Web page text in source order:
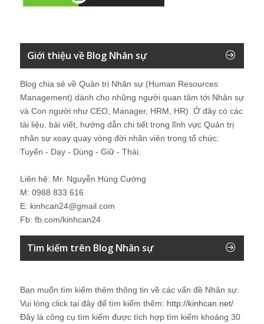
Giới thiệu về Blog Nhân sự
Blog chia sẻ về Quản trị Nhân sự (Human Resources
Management) dành cho những người quan tâm tới Nhân sự
và Con người như CEO, Manager, HRM, HR). Ở đây có các
tài liệu, bài viết, hướng dẫn chi tiết trong lĩnh vực Quản trị
nhân sự xoay quay vòng đời nhân viên trong tổ chức:
Tuyển - Dạy - Dùng - Giữ - Thải.
Liên hệ: Mr. Nguyễn Hùng Cường
M: 0988 833 616
E: kinhcan24@gmail.com
Fb: fb.com/kinhcan24
Tìm kiếm trên Blog Nhân sự
Bạn muốn tìm kiếm thêm thông tin về các vấn đề Nhân sự.
Vui lòng click tại đây để tìm kiếm thêm: http://kinhcan.net/
Đây là công cụ tìm kiếm được tích hợp tìm kiếm khoảng 30